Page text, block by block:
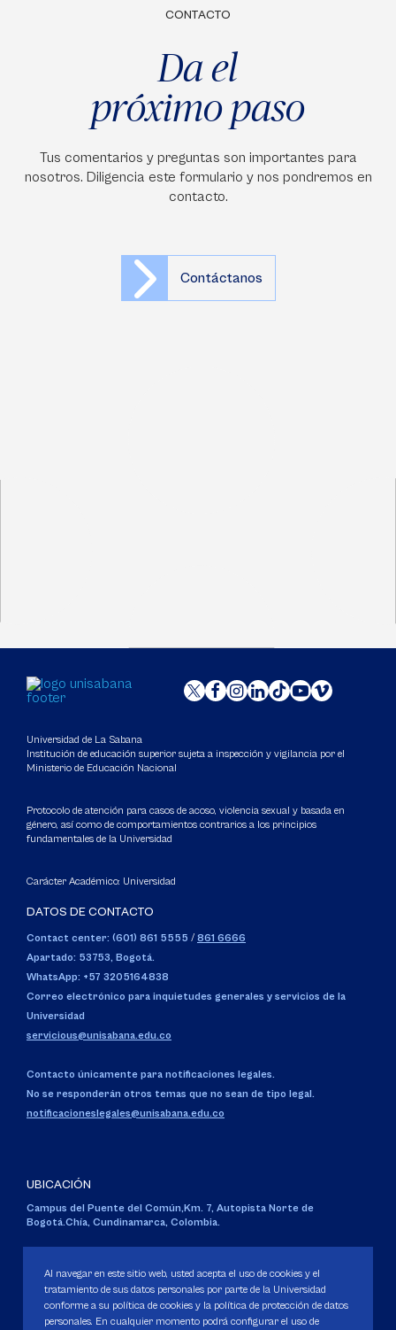
CONTACTO
Da el
próximo paso
Tus comentarios y preguntas son importantes para
nosotros. Diligencia este formulario y nos pondremos en
contacto.
Contáctanos
Universidad de La Sabana
Institución de educación superior sujeta a inspección y vigilancia por el
Ministerio de Educación Nacional
Protocolo de atención para casos de acoso, violencia sexual y basada en
género, así como de comportamientos contrarios a los principios
fundamentales de la Universidad
Carácter Académico: Universidad
DATOS DE CONTACTO
Contact center: (601) 861 5555 / 861 6666
Apartado: 53753, Bogotá.
WhatsApp: +57 3205164838
Correo electrónico para inquietudes generales y servicios de la
Universidad
servicious@unisabana.edu.co
Contacto únicamente para notificaciones legales.
No se responderán otros temas que no sean de tipo legal.
notificacioneslegales@unisabana.edu.co
UBICACIÓN
Campus del Puente del Común,Km. 7, Autopista Norte de
Bogotá.Chía, Cundinamarca, Colombia.
Personería Jurídica:Resolución 130 del 14 de enero de 1980.
Ministerio de Educación Nacional.
Al navegar en este sitio web, usted acepta el uso de cookies y el
tratamiento de sus datos personales por parte de la Universidad
conforme a su política de cookies y la política de protección de datos
personales. En cualquier momento podrá configurar el uso de